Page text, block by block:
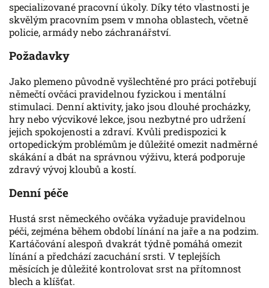
specializované pracovní úkoly. Díky této vlastnosti je
skvělým pracovním psem v mnoha oblastech, včetně
policie, armády nebo záchranářství.
Požadavky
Jako plemeno původně vyšlechtěné pro práci potřebují
němečtí ovčáci pravidelnou fyzickou i mentální
stimulaci. Denní aktivity, jako jsou dlouhé procházky,
hry nebo výcvikové lekce, jsou nezbytné pro udržení
jejich spokojenosti a zdraví. Kvůli predispozici k
ortopedickým problémům je důležité omezit nadměrné
skákání a dbát na správnou výživu, která podporuje
zdravý vývoj kloubů a kostí.
Denní péče
Hustá srst německého ovčáka vyžaduje pravidelnou
péči, zejména během období línání na jaře a na podzim.
Kartáčování alespoň dvakrát týdně pomáhá omezit
línání a předchází zacuchání srsti. V teplejších
měsících je důležité kontrolovat srst na přítomnost
blech a klíšťat.